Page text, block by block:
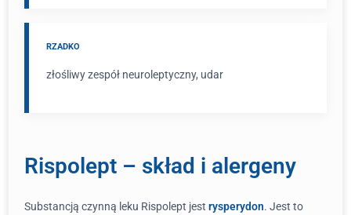
RZADKO
złośliwy zespół neuroleptyczny, udar
Rispolept – skład i alergeny
Substancją czynną leku Rispolept jest rysperydon. Jest to